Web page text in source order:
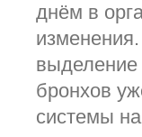
днём в
выделение
бронхов
системы